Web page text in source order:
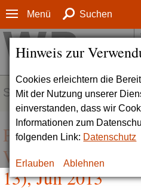
Hinweis zur
Cookies erleichtern die
Mit der Nutzung unserer
einverstanden, dass wir
Informationen zum
folgenden Link: Datenschutz
Erlauben Ablehnen
Menü Suchen
SERVICE
Perspektiven des
13), Juli 2013